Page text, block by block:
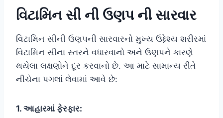
વિટામિન સી ની ઉણપ ની સારવાર
વિટામિન સીની ઉણપની સારવારનો મુખ્ય ઉદ્દેશ્ય શરીરમાં
વિટામિન સીના સ્તરને વધારવાનો અને ઉણપને કારણે
થયેલા લક્ષણોને દૂર કરવાનો છે. આ માટે સામાન્ય રીતે
નીચેના પગલાં લેવામાં આવે છે:
1. આહારમાં ફેરફાર: